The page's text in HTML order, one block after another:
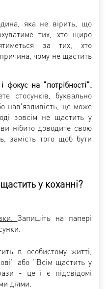
яка не вірить, що
тих, хто щиро
за тих, хто
чому не щастить
фокус на "потрібності".
стосунків, буквально
нав'язливість, це може
зовсім не щастить у
нібито доводите свою
замість того щоб бути
у коханні?
Запишіть на папері
в особистому житті,
або "Всім щастить у
- це і є підсвідомі
діями.